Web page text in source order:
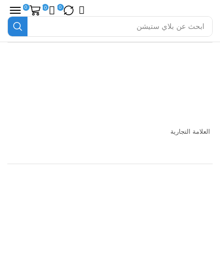
ابحث عن بلاي ستيشن
0
0
0
العلامة التجارية